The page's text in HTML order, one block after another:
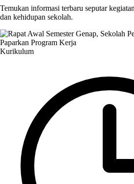
Temukan informasi terbaru seputar
dan kehidupan sekolah.
Kurikulum